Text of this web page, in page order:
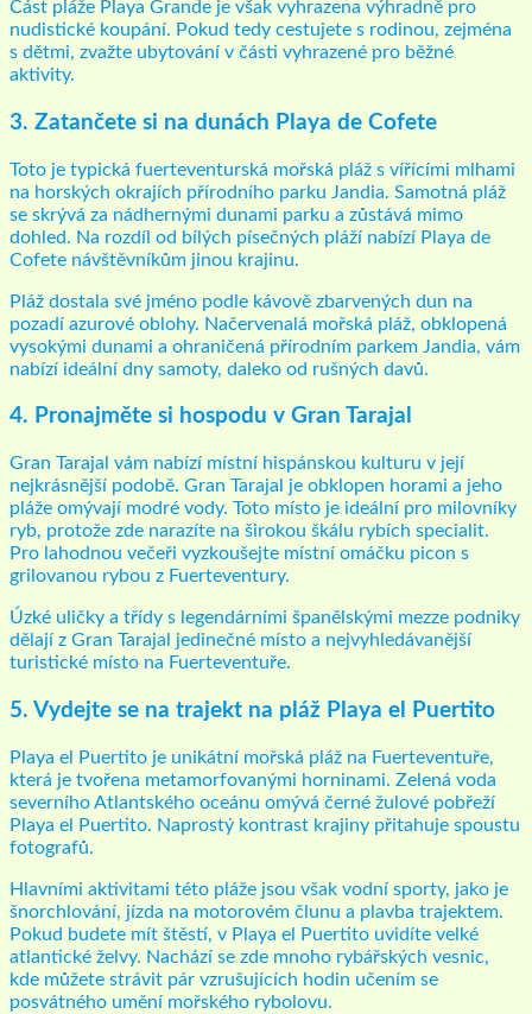
Část pláže Playa Grande je však vyhrazena výhradně pro
nudistické koupání. Pokud tedy cestujete s rodinou, zejména
s dětmi, zvažte ubytování v části vyhrazené pro běžné
aktivity.
3. Zatančete si na dunách Playa de Cofete
Toto je typická fuerteventurská mořská pláž s vířícími mlhami
na horských okrajích přírodního parku Jandia. Samotná pláž
se skrývá za nádhernými dunami parku a zůstává mimo
dohled. Na rozdíl od bílých písečných pláží nabízí Playa de
Cofete návštěvníkům jinou krajinu.
Pláž dostala své jméno podle kávově zbarvených dun na
pozadí azurové oblohy. Načervenalá mořská pláž, obklopená
vysokými dunami a ohraničená přírodním parkem Jandia, vám
nabízí ideální dny samoty, daleko od rušných davů.
4. Pronajměte si hospodu v Gran Tarajal
Gran Tarajal vám nabízí místní hispánskou kulturu v její
nejkrásnější podobě. Gran Tarajal je obklopen horami a jeho
pláže omývají modré vody. Toto místo je ideální pro milovníky
ryb, protože zde narazíte na širokou škálu rybích specialit.
Pro lahodnou večeři vyzkoušejte místní omáčku picon s
grilovanou rybou z Fuerteventury.
Úzké uličky a třídy s legendárními španělskými mezze podniky
dělají z Gran Tarajal jedinečné místo a nejvyhledávanější
turistické místo na Fuerteventuře.
5. Vydejte se na trajekt na pláž Playa el Puertito
Playa el Puertito je unikátní mořská pláž na Fuerteventuře,
která je tvořena metamorfovanými horninami. Zelená voda
severního Atlantského oceánu omývá černé žulové pobřeží
Playa el Puertito. Naprostý kontrast krajiny přitahuje spoustu
fotografů.
Hlavními aktivitami této pláže jsou však vodní sporty, jako je
šnorchlování, jízda na motorovém člunu a plavba trajektem.
Pokud budete mít štěstí, v Playa el Puertito uvidíte velké
atlantické želvy. Nachází se zde mnoho rybářských vesnic,
kde můžete strávit pár vzrušujících hodin učením se
posvátného umění mořského rybolovu.